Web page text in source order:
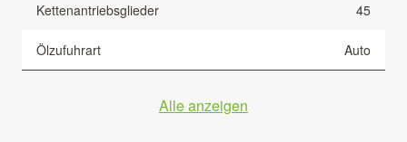
Kettenantriebsglieder 45
Ölzufuhrart Auto
Alle anzeigen